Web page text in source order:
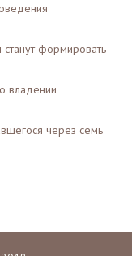
формировать
владении
через семь